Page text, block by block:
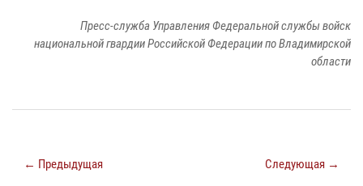
Пресс-служба Управления Федеральной службы войск
национальной гвардии Российской Федерации по Владимирской
области
← Предыдущая Следующая →